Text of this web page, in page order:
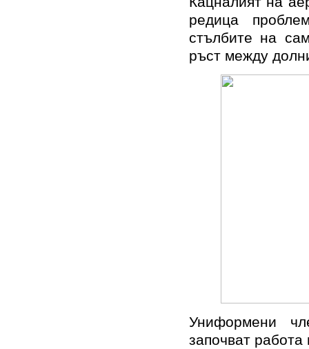
редица
стълбите на
ръст между
Униформени
започват